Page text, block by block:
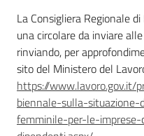
La Consigliera Regionale
una circolare da inviare
rinviando, per
sito del Ministero del
https://www.lavoro.gov.it/
biennale-sulla-
femminile-per-le-